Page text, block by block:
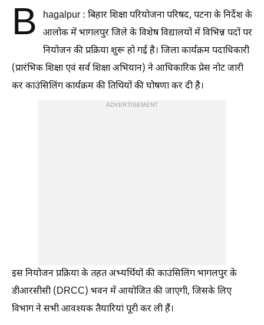
B
hagalpur : बिहार शिक्षा परियोजना परिषद, पटना के निर्देश के
आलोक में भागलपुर जिले के विशेष विद्यालयों में विभिन्न पदों पर
नियोजन की प्रक्रिया शुरू हो गई है। जिला कार्यक्रम पदाधिकारी
(प्रारंभिक शिक्षा एवं सर्व शिक्षा अभियान) ने आधिकारिक प्रेस नोट जारी
कर काउंसिलिंग कार्यक्रम की तिथियों की घोषणा कर दी है।
ADVERTISEMENT
इस नियोजन प्रक्रिया के तहत अभ्यर्थियों की काउंसिलिंग भागलपुर के
डीआरसीसी (DRCC) भवन में आयोजित की जाएगी, जिसके लिए
विभाग ने सभी आवश्यक तैयारियां पूरी कर ली हैं।